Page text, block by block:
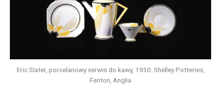
Eric Slater, porcelanowy serwis do kawy, 1930. Shelley Potteries,
Fenton, Anglia